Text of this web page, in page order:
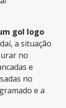
gol logo
a situação
no
e
no
e a